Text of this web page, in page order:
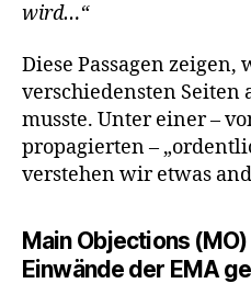
wird…“
Diese Passagen
verschiedensten Seiten
musste. Unter einer –
propagierten –
verstehen wir etwas
Main Objections
Einwände der EMA